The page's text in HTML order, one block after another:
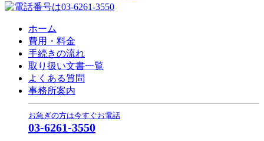
ホーム
費用・料金
手続きの流れ
取り扱い文書一覧
よくある質問
事務所案内
お急ぎの方は今すぐお電話
03-6261-3550